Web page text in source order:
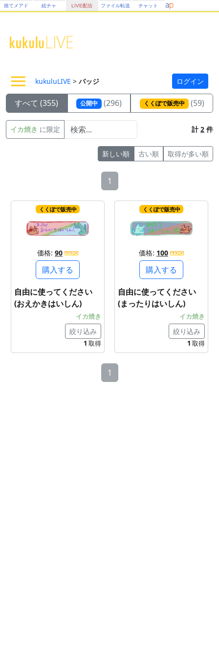
捨てメアド 絵チャ LIVE配信 ファイル転送 チャット
kukuluLIVE > バッジ ログイン
すべて (355) 公開中 (296) くくぽで販売中 (59)
イカ焼き に限定 計2 件
新しい順 古い順 取得が多い順
1
くくぽで販売中
価格: 90
購入する
自由に使ってください
(おえかきはいしん)
イカ焼き
絞り込み
1 取得
くくぽで販売中
価格: 100
購入する
自由に使ってください
(まったりはいしん)
イカ焼き
絞り込み
1 取得
1